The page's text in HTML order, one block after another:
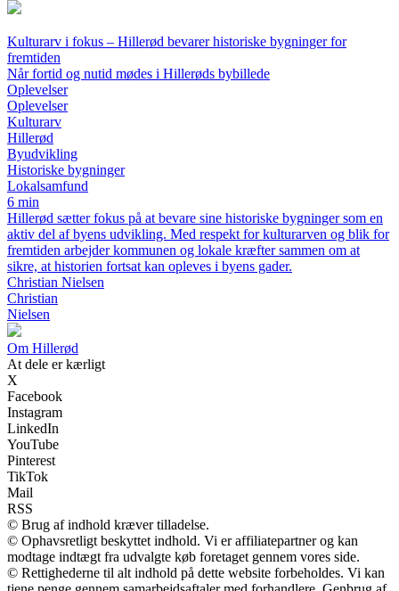
Kulturarv i fokus – Hillerød bevarer historiske bygninger for
fremtiden
Når fortid og nutid mødes i Hillerøds bybillede
Oplevelser
Oplevelser
Kulturarv
Hillerød
Byudvikling
Historiske bygninger
Lokalsamfund
6 min
Hillerød sætter fokus på at bevare sine historiske bygninger som en
aktiv del af byens udvikling. Med respekt for kulturarven og blik for
fremtiden arbejder kommunen og lokale kræfter sammen om at
sikre, at historien fortsat kan opleves i byens gader.
Christian Nielsen
Christian
Nielsen
Om Hillerød
At dele er kærligt
X
Facebook
Instagram
LinkedIn
YouTube
Pinterest
TikTok
Mail
RSS
© Brug af indhold kræver tilladelse.
© Ophavsretligt beskyttet indhold. Vi er affiliatepartner og kan
modtage indtægt fra udvalgte køb foretaget gennem vores side.
© Rettighederne til alt indhold på dette website forbeholdes. Vi kan